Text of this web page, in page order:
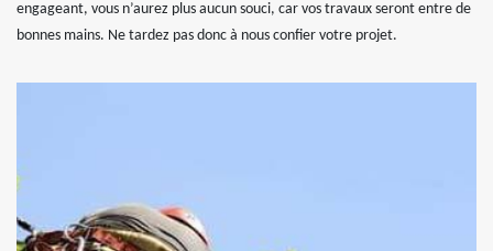
engageant, vous n’aurez plus aucun souci, car vos travaux seront entre de
bonnes mains. Ne tardez pas donc à nous confier votre projet.